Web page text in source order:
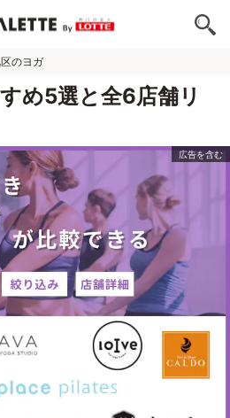
のヨガ
め5選と全6店舗リ